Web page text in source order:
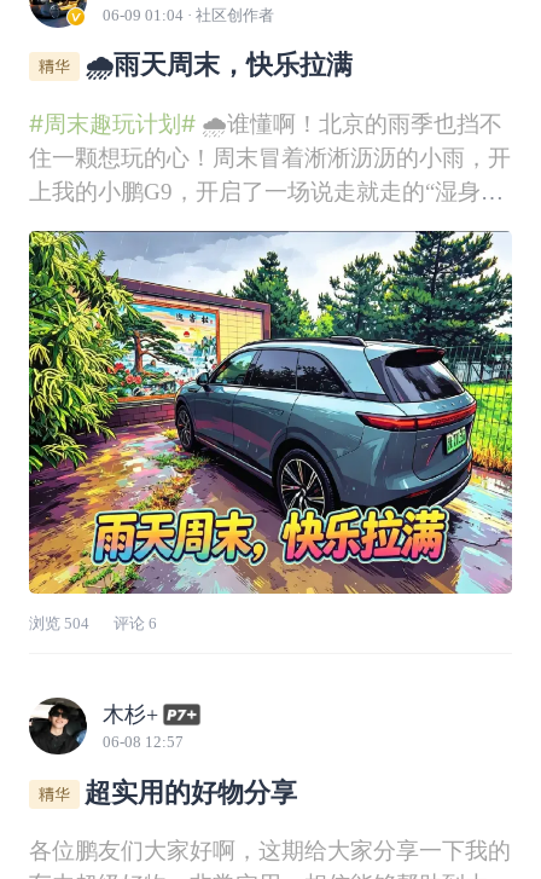
06-09 01:04 · 社区创作者
🌧️雨天周末，快乐拉满
#周末趣玩计划#🌧️谁懂啊！北京的雨季也挡不
住一颗想玩的心！周末冒着淅淅沥沥的小雨，开
上我的小鹏G9，开启了一场说走就走的“湿身”
快乐局，全程笑点拉满，好吃好喝也全安排上啦
🥳🚗 出发！雨天里的移动安全屋雨天路滑，G9
的辅助驾驶真的太让人安心了，自动跟车+车道
保持，不用一直紧绷着神经。一路上雨
浏览 504 评论 6
木杉+
06-08 12:57
超实用的好物分享
各位鹏友们大家好啊，这期给大家分享一下我的